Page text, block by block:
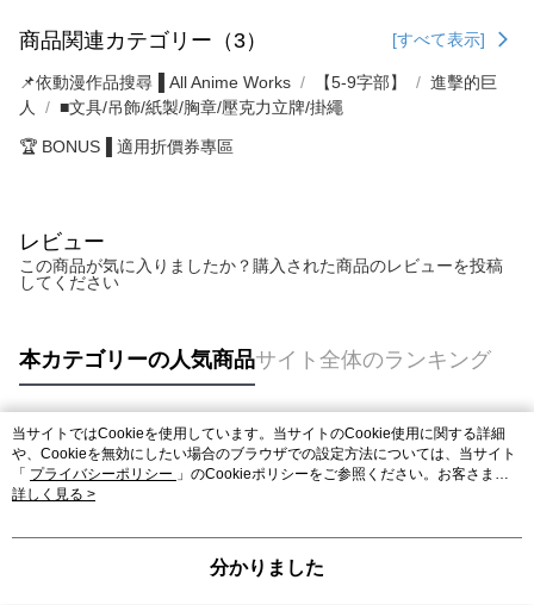
商品関連カテゴリー（3） [すべて表示]
📌依動漫作品搜尋▐ All Anime Works 【5-9字部】
進擊的巨
人
■文具/吊飾/紙製/胸章/壓克力立牌/掛繩
🏆 BONUS▐ 適用折價券專區
レビュー
この商品が気に入りましたか？購入された商品のレビューを投稿
してください
本カテゴリーの人気商品サイト全体のランキング
人気タグ
当サイトではCookieを使用しています。当サイトのCookie使用に関する詳細
や、Cookieを無効にしたい場合のブラウザでの設定方法については、当サイト
「 プライバシーポリシー 」のCookieポリシーをご参照ください。お客さま
が、当サイトを引き続き使用される場合、当社がサイト利用規約のCookieポリ
詳しく見る >
分かりました